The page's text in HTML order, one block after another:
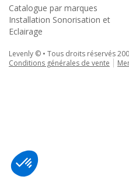
Catalogue par marques
Installation Sonorisation et
Eclairage
Levenly © • Tous droits réservés
Conditions générales de vente